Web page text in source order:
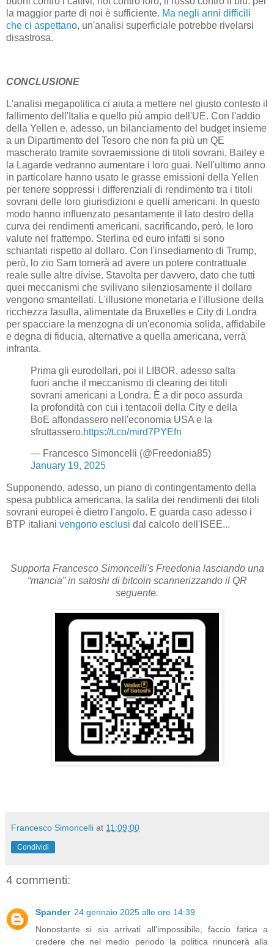
la maggior parte di noi è sufficiente. Ma negli anni difficili
che ci aspettano, un'analisi superficiale potrebbe rivelarsi
disastrosa.
CONCLUSIONE
L'analisi megapolitica ci aiuta a mettere nel giusto contesto il
fallimento dell'Italia e quello più ampio dell'UE. Con l'addio
della Yellen e, adesso, un bilanciamento del budget insieme
a un Dipartimento del Tesoro che non fa più un QE
mascherato tramite sovraemissione di titoli sovrani, Bailey e
la Lagarde vedranno aumentare i loro guai. Nell'ultimo anno
in particolare hanno usato le grasse emissioni della Yellen
per tenere soppressi i differenziali di rendimento tra i titoli
sovrani delle loro giurisdizioni e quelli americani. In questo
modo hanno influenzato pesantamente il lato destro della
curva dei rendimenti americani, sacrificando, però, le loro
valute nel frattempo. Sterlina ed euro infatti si sono
schiantati rispetto al dollaro. Con l'insediamento di Trump,
però, lo zio Sam tornerà ad avere un potere contrattuale
reale sulle altre divise. Stavolta per davvero, dato che tutti
quei meccanismi che svilivano silenziosamente il dollaro
vengono smantellati. L'illusione monetaria e l'illusione della
ricchezza fasulla, alimentate da Bruxelles e City di Londra
per spacciare la menzogna di un'economia solida, affidabile
e degna di fiducia, alternative a quella americana, verrà
infranta.
Prima gli eurodollari, poi il LIBOR, adesso salta
fuori anche il meccanismo di clearing dei titoli
sovrani americani a Londra. È a dir poco assurda
la profondità con cui i tentacoli della City e della
BoE affondassero nell'economia USA e la
sfruttassero.https://t.co/mird7PYEfn
— Francesco Simoncelli (@Freedonia85)
January 19, 2025
Supponendo, adesso, un piano di contingentamento della
spesa pubblica americana, la salita dei rendimenti dei titoli
sovrani europei è dietro l'angolo. E guarda caso adesso i
BTP italiani vengono esclusi dal calcolo dell'ISEE...
Supporta Francesco Simoncelli's Freedonia lasciando una
“mancia” in satoshi di bitcoin scannerizzando il QR
seguente.
Francesco Simoncelli at 11:09:00
Condividi
4 commenti:
Spander 24 gennaio 2025 alle ore 14:39
Nonostante si sia arrivati all'impossibile, faccio fatica a
credere che nel medio periodo la politica rinuncerà alla